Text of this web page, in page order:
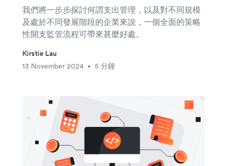
我們將一步步探討何謂支出管理，以及對不同規模
及處於不同發展階段的企業來說，一個全面的策略
性開支監管流程可帶來甚麼好處。
Kirstie Lau
13 November 2024
• 5 分鐘